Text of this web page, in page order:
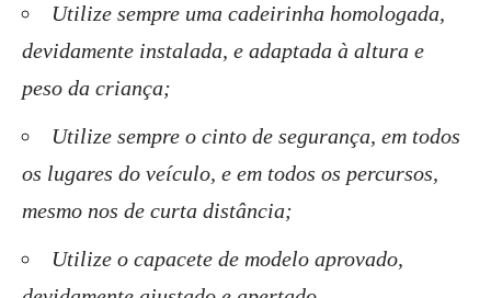
Utilize sempre uma cadeirinha homologada,
devidamente instalada, e adaptada à altura e
peso da criança;
Utilize sempre o cinto de segurança, em todos
os lugares do veículo, e em todos os percursos,
mesmo nos de curta distância;
Utilize o capacete de modelo aprovado,